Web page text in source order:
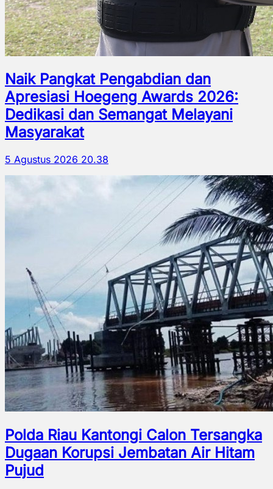
Naik Pangkat Pengabdian dan
Apresiasi Hoegeng Awards 2026:
Dedikasi dan Semangat Melayani
Masyarakat
5 Agustus 2026 20.38
Polda Riau Kantongi Calon Tersangka
Dugaan Korupsi Jembatan Air Hitam
Pujud